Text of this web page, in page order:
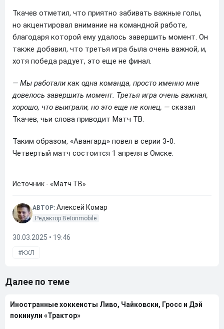
Ткачев отметил, что приятно забивать важные голы,
но акцентировал внимание на командной работе,
благодаря которой ему удалось завершить момент. Он
также добавил, что третья игра была очень важной, и,
хотя победа радует, это еще не финал.
— Мы работали как одна команда, просто именно мне
довелось завершить момент. Третья игра очень важная,
хорошо, что выиграли, но это еще не конец, — сказал
Ткачев, чьи слова приводит Матч ТВ.
Таким образом, «Авангард» повел в серии 3-0.
Четвертый матч состоится 1 апреля в Омске.
Источник - «Матч ТВ»
АВТОР: Алексей Комар
Редактор Betonmobile
30.03.2025 • 19:46
КХЛ
Далее по теме
Иностранные хоккеисты Ливо, Чайковски, Гросс и Дэй
покинули «Трактор»